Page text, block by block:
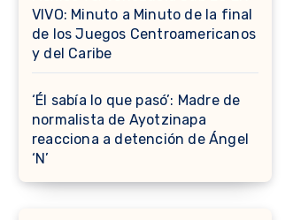
VIVO: Minuto a Minuto de la final
de los Juegos Centroamericanos
y del Caribe
‘Él sabía lo que pasó’: Madre de
normalista de Ayotzinapa
reacciona a detención de Ángel
‘N’